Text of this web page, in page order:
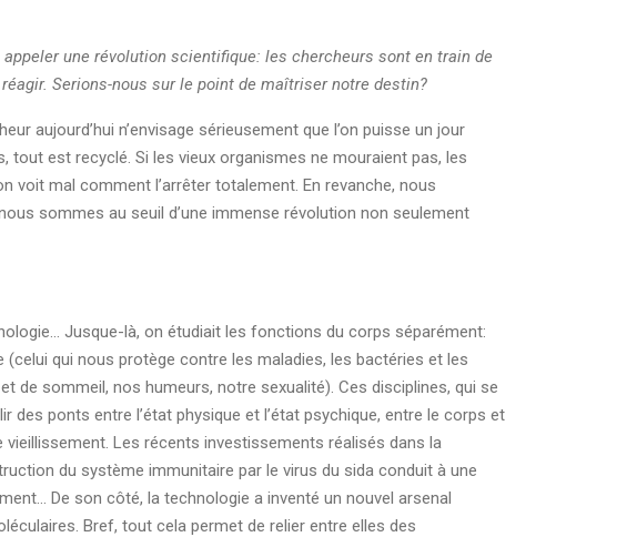
une révolution scientifique: les chercheurs sont en train de
Serions-nous sur le point de maîtriser notre destin?
aujourd’hui n’envisage sérieusement que l’on puisse un jour
tout est recyclé. Si les vieux organismes ne mouraient pas, les
voit mal comment l’arrêter totalement. En revanche, nous
sommes au seuil d’une immense révolution non seulement
Jusque-là, on étudiait les fonctions du corps séparément:
qui nous protège contre les maladies, les bactéries et les
de sommeil, nos humeurs, notre sexualité). Ces disciplines, qui se
des ponts entre l’état physique et l’état psychique, entre le corps et
vieillissement. Les récents investissements réalisés dans la
du système immunitaire par le virus du sida conduit à une
De son côté, la technologie a inventé un nouvel arsenal
Bref, tout cela permet de relier entre elles des